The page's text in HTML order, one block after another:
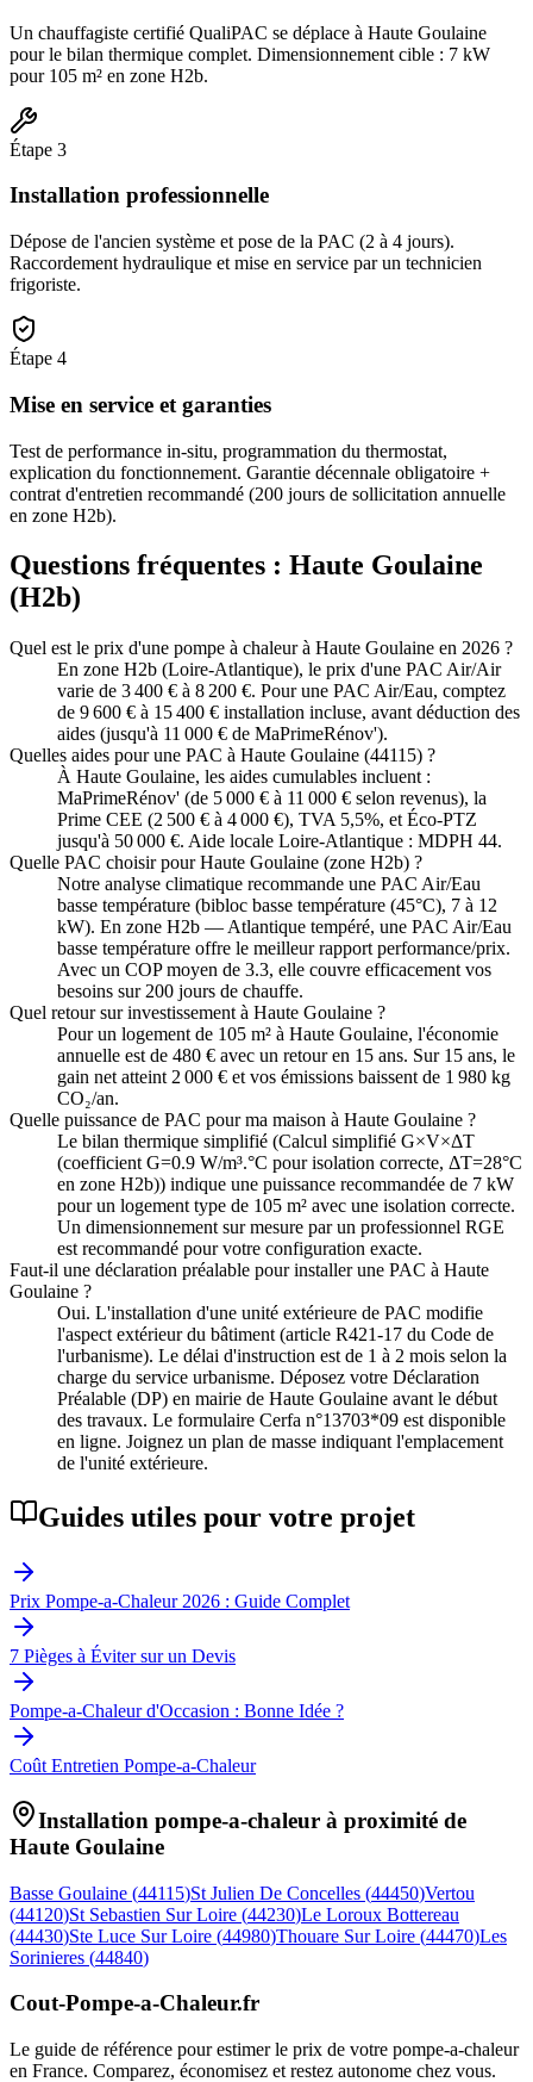
Un chauffagiste certifié QualiPAC se déplace à Haute Goulaine
pour le bilan thermique complet. Dimensionnement cible : 7 kW
pour 105 m² en zone H2b.
Étape 3
Installation professionnelle
Dépose de l'ancien système et pose de la PAC (2 à 4 jours).
Raccordement hydraulique et mise en service par un technicien
frigoriste.
Étape 4
Mise en service et garanties
Test de performance in-situ, programmation du thermostat,
explication du fonctionnement. Garantie décennale obligatoire +
contrat d'entretien recommandé (200 jours de sollicitation annuelle
en zone H2b).
Questions fréquentes : Haute Goulaine
(H2b)
Quel est le prix d'une pompe à chaleur à Haute Goulaine en 2026 ?
En zone H2b (Loire-Atlantique), le prix d'une PAC Air/Air
varie de 3 400 € à 8 200 €. Pour une PAC Air/Eau, comptez
de 9 600 € à 15 400 € installation incluse, avant déduction des
aides (jusqu'à 11 000 € de MaPrimeRénov').
Quelles aides pour une PAC à Haute Goulaine (44115) ?
À Haute Goulaine, les aides cumulables incluent :
MaPrimeRénov' (de 5 000 € à 11 000 € selon revenus), la
Prime CEE (2 500 € à 4 000 €), TVA 5,5%, et Éco-PTZ
jusqu'à 50 000 €. Aide locale Loire-Atlantique : MDPH 44.
Quelle PAC choisir pour Haute Goulaine (zone H2b) ?
Notre analyse climatique recommande une PAC Air/Eau
basse température (bibloc basse température (45°C), 7 à 12
kW). En zone H2b — Atlantique tempéré, une PAC Air/Eau
basse température offre le meilleur rapport performance/prix.
Avec un COP moyen de 3.3, elle couvre efficacement vos
besoins sur 200 jours de chauffe.
Quel retour sur investissement à Haute Goulaine ?
Pour un logement de 105 m² à Haute Goulaine, l'économie
annuelle est de 480 € avec un retour en 15 ans. Sur 15 ans, le
gain net atteint 2 000 € et vos émissions baissent de 1 980 kg
CO₂/an.
Quelle puissance de PAC pour ma maison à Haute Goulaine ?
Le bilan thermique simplifié (Calcul simplifié G×V×ΔT
(coefficient G=0.9 W/m³.°C pour isolation correcte, ΔT=28°C
en zone H2b)) indique une puissance recommandée de 7 kW
pour un logement type de 105 m² avec une isolation correcte.
Un dimensionnement sur mesure par un professionnel RGE
est recommandé pour votre configuration exacte.
Faut-il une déclaration préalable pour installer une PAC à Haute
Goulaine ?
Oui. L'installation d'une unité extérieure de PAC modifie
l'aspect extérieur du bâtiment (article R421-17 du Code de
l'urbanisme). Le délai d'instruction est de 1 à 2 mois selon la
charge du service urbanisme. Déposez votre Déclaration
Préalable (DP) en mairie de Haute Goulaine avant le début
des travaux. Le formulaire Cerfa n°13703*09 est disponible
en ligne. Joignez un plan de masse indiquant l'emplacement
de l'unité extérieure.
Guides utiles pour votre projet
Prix Pompe-a-Chaleur 2026 : Guide Complet
7 Pièges à Éviter sur un Devis
Pompe-a-Chaleur d'Occasion : Bonne Idée ?
Coût Entretien Pompe-a-Chaleur
Installation pompe-a-chaleur à proximité de
Haute Goulaine
Basse Goulaine (44115)St Julien De Concelles (44450)Vertou
(44120)St Sebastien Sur Loire (44230)Le Loroux Bottereau
(44430)Ste Luce Sur Loire (44980)Thouare Sur Loire (44470)Les
Sorinieres (44840)
Cout-Pompe-a-Chaleur.fr
Le guide de référence pour estimer le prix de votre pompe-a-chaleur
en France. Comparez, économisez et restez autonome chez vous.